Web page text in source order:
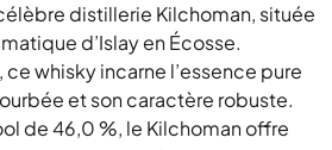
distillerie Kilchoman, située
d’Islay en Écosse.
whisky incarne l’essence pure
et son caractère robuste.
de 46,0 %, le Kilchoman offre